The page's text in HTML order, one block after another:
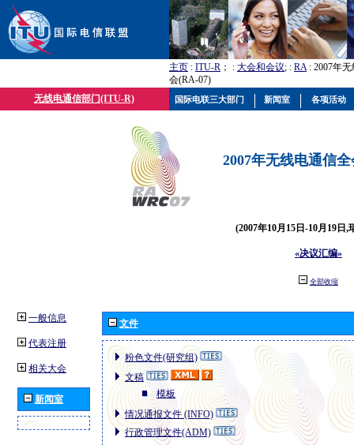
主页 : ITU-R ； : 大会和会议; : RA: 2007年
会(RA-07)
无线电通信部门(ITU-R)
2007年无线电通信
(2007年10月15日-10月19日,
«决议汇编»
全部收缩
一般信息
代表注册
相关大会
新闻室
文件
粉色文件(研究组)
文稿
模板
情况通报文件 (INFO)
行政管理文件(ADM)
国际电联三大部门 新闻室 各项活动